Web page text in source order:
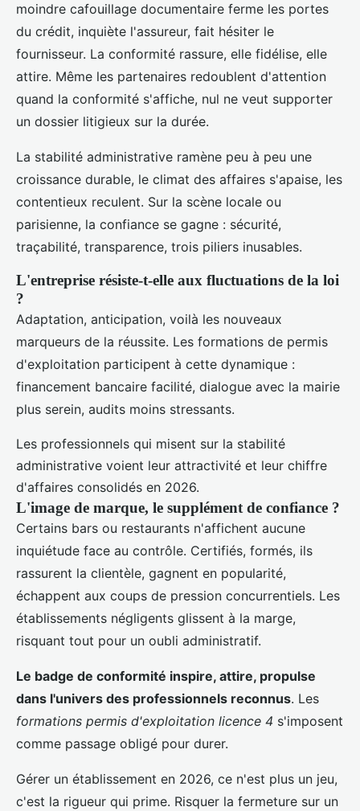
moindre cafouillage documentaire ferme les portes
du crédit, inquiète l'assureur, fait hésiter le
fournisseur. La conformité rassure, elle fidélise, elle
attire. Même les partenaires redoublent d'attention
quand la conformité s'affiche, nul ne veut supporter
un dossier litigieux sur la durée.
La stabilité administrative ramène peu à peu une
croissance durable, le climat des affaires s'apaise, les
contentieux reculent. Sur la scène locale ou
parisienne, la confiance se gagne : sécurité,
traçabilité, transparence, trois piliers inusables.
L'entreprise résiste-t-elle aux fluctuations de la loi
?
Adaptation, anticipation, voilà les nouveaux
marqueurs de la réussite. Les formations de permis
d'exploitation participent à cette dynamique :
financement bancaire facilité, dialogue avec la mairie
plus serein, audits moins stressants.
Les professionnels qui misent sur la stabilité
administrative voient leur attractivité et leur chiffre
d'affaires consolidés en 2026.
L'image de marque, le supplément de confiance ?
Certains bars ou restaurants n'affichent aucune
inquiétude face au contrôle. Certifiés, formés, ils
rassurent la clientèle, gagnent en popularité,
échappent aux coups de pression concurrentiels. Les
établissements négligents glissent à la marge,
risquant tout pour un oubli administratif.
Le badge de conformité inspire, attire, propulse
dans l'univers des professionnels reconnus. Les
formations permis d'exploitation licence 4 s'imposent
comme passage obligé pour durer.
Gérer un établissement en 2026, ce n'est plus un jeu,
c'est la rigueur qui prime. Risquer la fermeture sur un